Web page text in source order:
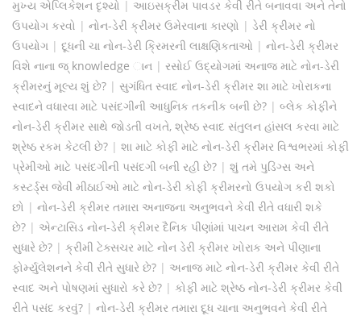
મુખ્ય એપ્લિકેશન દૃશ્યો | આઇસક્રીમ પાવડર કેવી રીતે બનાવવા અને તેનો
ઉપયોગ કરવો | નોન-ડેરી ક્રીમર ઉમેરવાના કારણો | ડેરી ક્રીમર નો
ઉપયોગ | દૂધની ચા નોન-ડેરી ક્રિમરની લાક્ષણિકતાઓ | નોન-ડેરી ક્રીમર
વિશે નાના જ્ knowledge ાન | રસોઈ ઉદ્યોગમાં અનાજ માટે નોન-ડેરી
ક્રીમરનું મૂલ્ય શું છે? | સુગંધિત સ્વાદ નોન-ડેરી ક્રીમર શા માટે ખોરાકના
સ્વાદને વધારવા માટે પસંદગીની આધુનિક તકનીક બની છે? | બ્લેક કોફીને
નોન-ડેરી ક્રીમર સાથે જોડતી વખતે, શ્રેષ્ઠ સ્વાદ સંતુલન હાંસલ કરવા માટે
શ્રેષ્ઠ રકમ કેટલી છે? | શા માટે કોફી માટે નોન-ડેરી ક્રીમર વિશ્વભરમાં કોફી
પ્રેમીઓ માટે પસંદગીની પસંદગી બની રહી છે? | શું તમે પુડિંગ્સ અને
કસ્ટર્ડ્સ જેવી મીઠાઈઓ માટે નોન-ડેરી કોફી ક્રીમરનો ઉપયોગ કરી શકો
છો | નોન-ડેરી ક્રીમર તમારા અનાજના અનુભવને કેવી રીતે વધારી શકે
છે? | એન્ટાસિડ નોન-ડેરી ક્રીમર દૈનિક પીણાંમાં પાચન આરામ કેવી રીતે
સુધારે છે? | ક્રીમી ટેક્સચર માટે નોન ડેરી ક્રીમર ખોરાક અને પીણાના
ફોર્મ્યુલેશનને કેવી રીતે સુધારે છે? | અનાજ માટે નોન-ડેરી ક્રીમર કેવી રીતે
સ્વાદ અને પોષણમાં સુધારો કરે છે? | કોફી માટે શ્રેષ્ઠ નોન-ડેરી ક્રીમર કેવી
રીતે પસંદ કરવું? | નોન-ડેરી ક્રીમર તમારા દૂધ ચાના અનુભવને કેવી રીતે